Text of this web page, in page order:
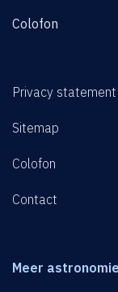
Colofon
Privacy statement
Sitemap
Colofon
Contact
Meer